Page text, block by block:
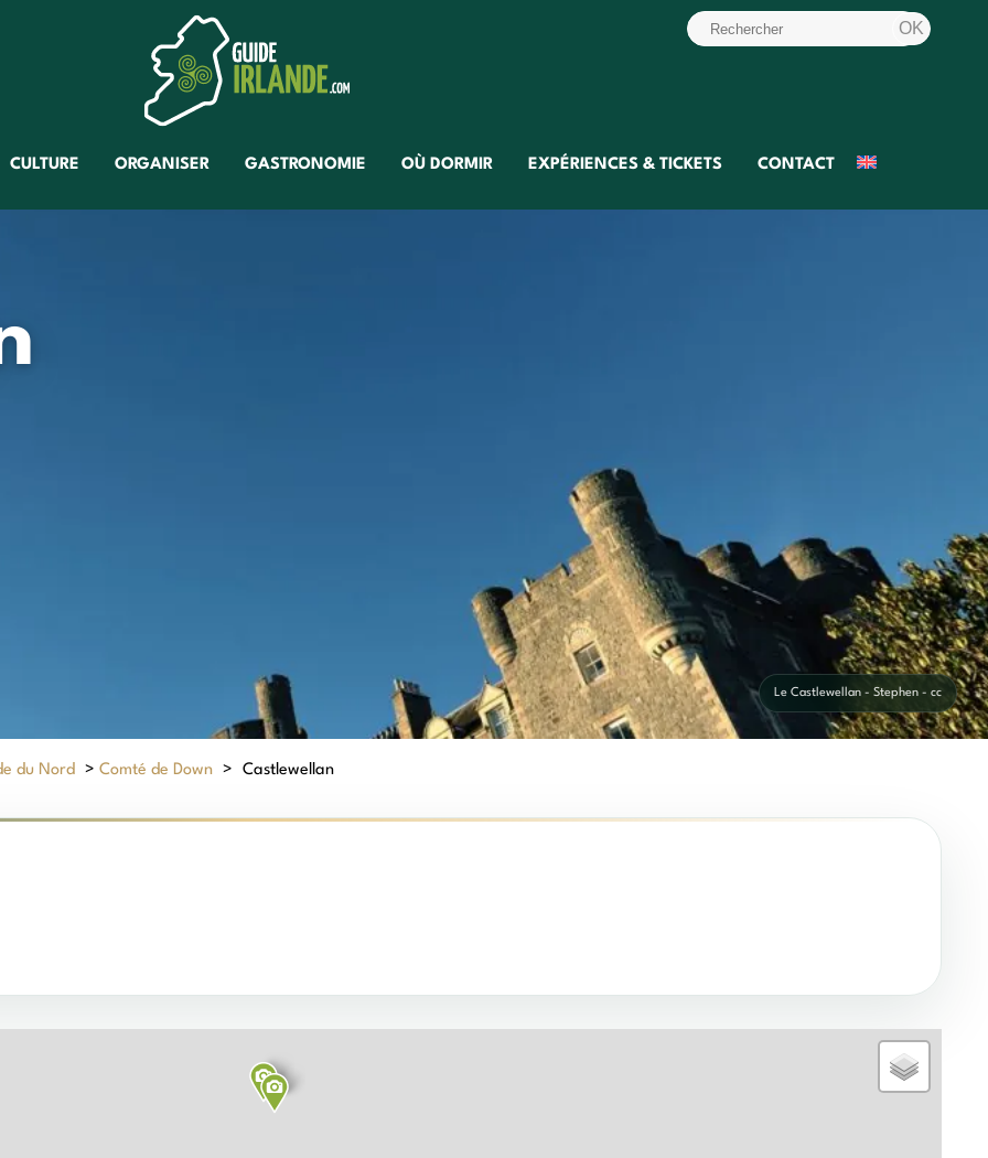
CULTURE ORGANISER GASTRONOMIE OÙ DORMIR EXPÉRIENCES & TICKETS CONTACT
Le Castlewellan - Stephen - cc
du Nord > Comté de Down > Castlewellan